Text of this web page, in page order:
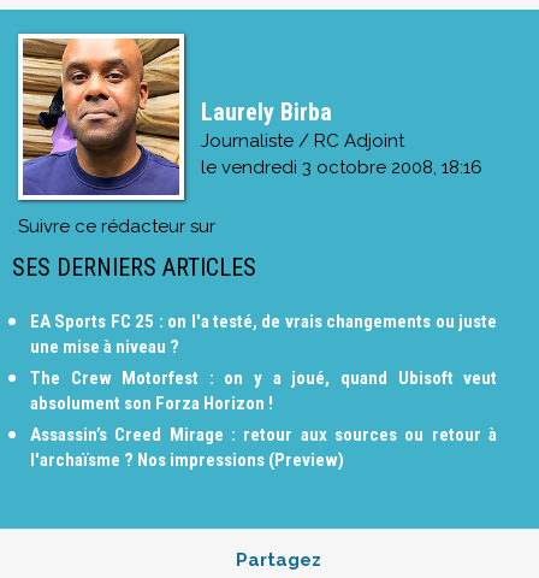
Laurely Birba
Journaliste / RC Adjoint
le vendredi 3 octobre 2008, 18:16
Suivre ce rédacteur sur
SES DERNIERS ARTICLES
EA Sports FC 25 : on l'a testé, de vrais changements ou juste
une mise à niveau ?
The Crew Motorfest : on y a joué, quand Ubisoft veut
absolument son Forza Horizon !
Assassin’s Creed Mirage : retour aux sources ou retour à
l'archaïsme ? Nos impressions (Preview)
Partagez